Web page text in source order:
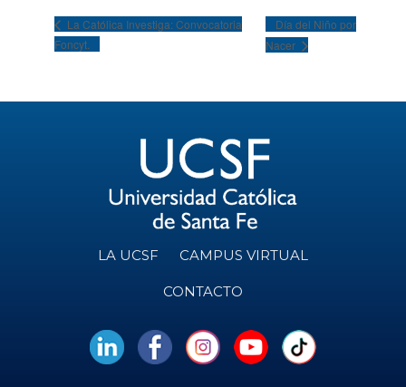
La Católica Investiga: Convocatoria
Foncyt.
Día del Niño por
Nacer
LA UCSF CAMPUS VIRTUAL
CONTACTO